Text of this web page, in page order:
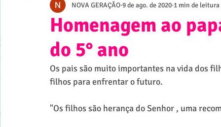
Homenagem ao
do 5° ano
NOVA GERAÇÃO 9 de ago. de 2020 1 min de leitura
Os pais são muito importantes na vida dos
filhos para enfrentar o futuro.
"Os filhos são herança do Senhor , uma